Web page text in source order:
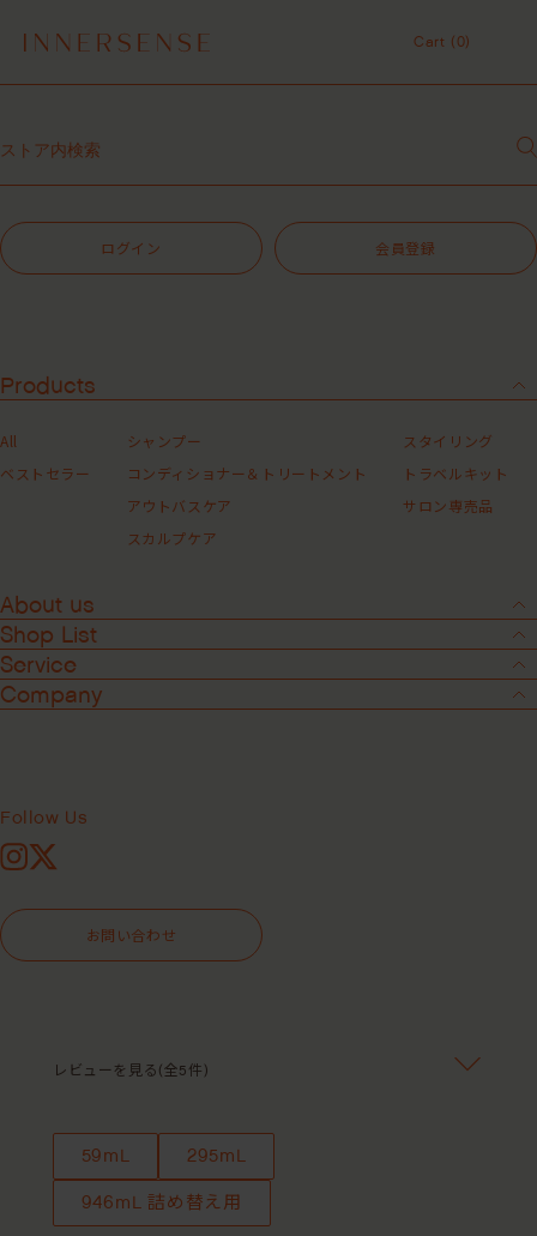
7,700円（税込）以上ご購入で、「ピュアクラリファイングマスク
MASHグループの会員ポイントサービスについてのご案内
【重要】お盆期間中のお問い合わせと商品配送に関しまして
１点以上ご購入で、シャンプーコンディショナーサンプル（２種）プレ
ゼント中！
7,700円（税込）以上ご購入で、「ピュアクラリファイングマスク
59mL」をプレゼント中！
Cart (0)
ログイン 会員登録
Products
All
ベストセラー
シャンプー
コンディショナー＆トリートメント
アウトバスケア
スカルプケア
スタイリング
トラベルキット
サロン専売品
About us
Shop List
Service
Company
Follow Us
Instagram
X
お問い合わせ
スイートスピリットリーブインコン
レビューを見る(全5件)
59mL 295mL
946mL 詰め替え用